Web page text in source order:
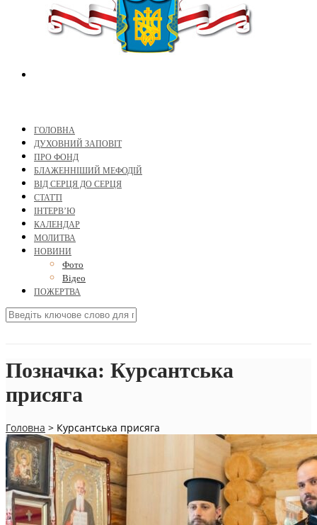
ГОЛОВНА
ДУХОВНИЙ ЗАПОВІТ
ПРО ФОНД
БЛАЖЕННІШИЙ МЕФОДІЙ
ВІД СЕРЦЯ ДО СЕРЦЯ
СТАТТІ
ІНТЕРВ’Ю
КАЛЕНДАР
МОЛИТВА
НОВИНИ
Фото
Відео
ПОЖЕРТВА
Позначка: Курсантська
присяга
Головна > Курсантська присяга